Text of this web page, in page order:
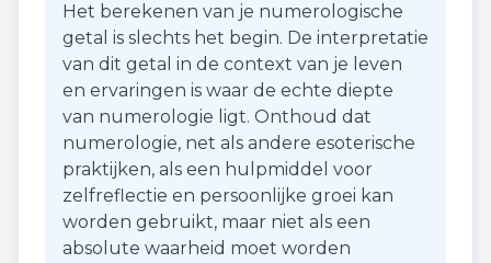
Het berekenen van je numerologische
getal is slechts het begin. De interpretatie
van dit getal in de context van je leven
en ervaringen is waar de echte diepte
van numerologie ligt. Onthoud dat
numerologie, net als andere esoterische
praktijken, als een hulpmiddel voor
zelfreflectie en persoonlijke groei kan
worden gebruikt, maar niet als een
absolute waarheid moet worden